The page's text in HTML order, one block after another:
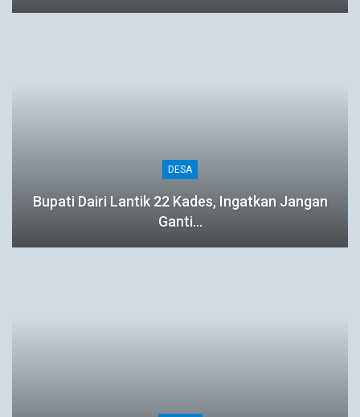
DESA
Bupati Dairi Lantik 22 Kades, Ingatkan Jangan
Ganti…